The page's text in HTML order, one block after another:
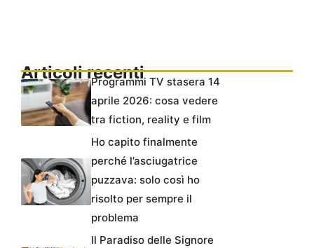
Articoli recentiProgrammi TV stasera 14
aprile 2026: cosa vedere
tra fiction, reality e film
Ho capito finalmente
perché l’asciugatrice
puzzava: solo così ho
risolto per sempre il
problema
Il Paradiso delle Signore